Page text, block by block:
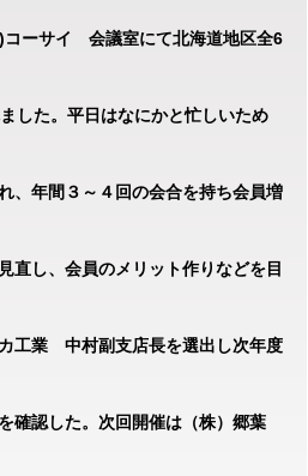
サイ 会議室にて北海道地区全6
た。平日はなにかと忙しいため
年間３～４回の会合を持ち会員増
し、会員のメリット作りなどを目
業 中村副支店長を選出し次年度
認した。次回開催は（株）郷葉